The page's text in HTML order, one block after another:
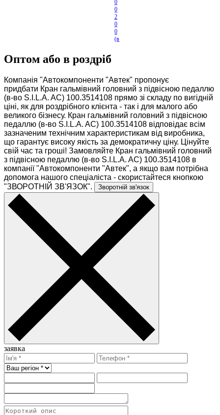
0
0
2
0
0
(в
Оптом або в роздріб
Компанія "Автокомпоненти "Автек" пропонує
придбати Кран гальмівний головний з підвісною педаллю
(в-во S.I.L.A. AC) 100.3514108 прямо зі складу по вигідній
ціні, як для роздрібного клієнта - так і для малого або
великого бізнесу. Кран гальмівний головний з підвісною
педаллю (в-во S.I.L.A. AC) 100.3514108 відповідає всім
зазначеним технічним характеристикам від виробника,
що гарантує високу якість за демократичну ціну. Цінуйте
свій час та гроші! Замовляйте Кран гальмівний головний
з підвісною педаллю (в-во S.I.L.A. AC) 100.3514108 в
компанії "Автокомпоненти "Автек", а якщо вам потрібна
допомога нашого спеціаліста - скористайтеся кнопкою
"ЗВОРОТНІЙ ЗВ'ЯЗОК".
Зворотній зв'язок
заявка